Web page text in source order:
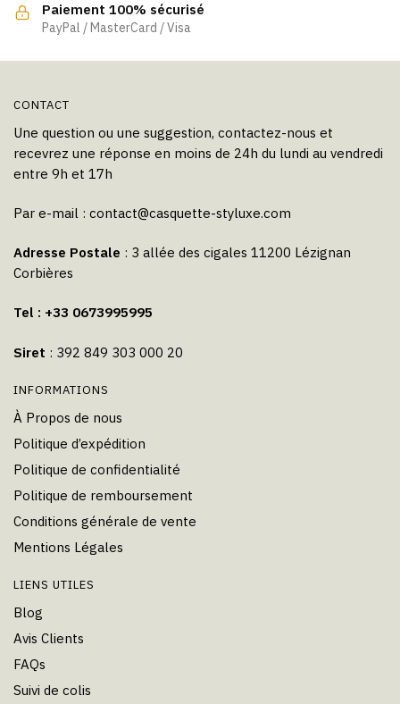
Paiement 100% sécurisé
PayPal / MasterCard / Visa
CONTACT
Une question ou une suggestion, contactez-nous et
recevrez une réponse en moins de 24h du lundi au vendredi
entre 9h et 17h
Par e-mail : contact@casquette-styluxe.com
Adresse Postale : 3 allée des cigales 11200 Lézignan
Corbières
Tel : +33 0673995995
Siret : 392 849 303 000 20
INFORMATIONS
À Propos de nous
Politique d’expédition
Politique de confidentialité
Politique de remboursement
Conditions générale de vente
Mentions Légales
LIENS UTILES
Blog
Avis Clients
FAQs
Suivi de colis